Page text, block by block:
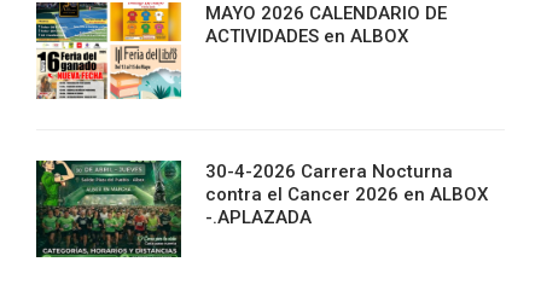
MAYO 2026 CALENDARIO DE
ACTIVIDADES en ALBOX
30-4-2026 Carrera Nocturna
contra el Cancer 2026 en ALBOX
-.APLAZADA